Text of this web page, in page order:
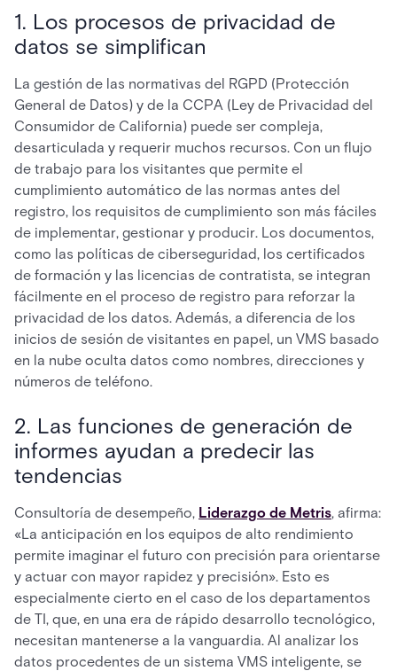
1. Los procesos de privacidad de
datos se simplifican
La gestión de las normativas del RGPD (Protección
General de Datos) y de la CCPA (Ley de Privacidad del
Consumidor de California) puede ser compleja,
desarticulada y requerir muchos recursos. Con un flujo
de trabajo para los visitantes que permite el
cumplimiento automático de las normas antes del
registro, los requisitos de cumplimiento son más fáciles
de implementar, gestionar y producir. Los documentos,
como las políticas de ciberseguridad, los certificados
de formación y las licencias de contratista, se integran
fácilmente en el proceso de registro para reforzar la
privacidad de los datos. Además, a diferencia de los
inicios de sesión de visitantes en papel, un VMS basado
en la nube oculta datos como nombres, direcciones y
números de teléfono.
2. Las funciones de generación de
informes ayudan a predecir las
tendencias
Consultoría de desempeño, Liderazgo de Metris, afirma:
«La anticipación en los equipos de alto rendimiento
permite imaginar el futuro con precisión para orientarse
y actuar con mayor rapidez y precisión». Esto es
especialmente cierto en el caso de los departamentos
de TI, que, en una era de rápido desarrollo tecnológico,
necesitan mantenerse a la vanguardia. Al analizar los
datos procedentes de un sistema VMS inteligente, se